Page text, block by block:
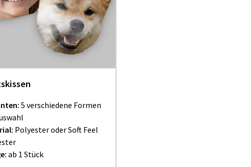
5 verschiedene Formen
Polyester oder Soft Feel
ab 1 Stück